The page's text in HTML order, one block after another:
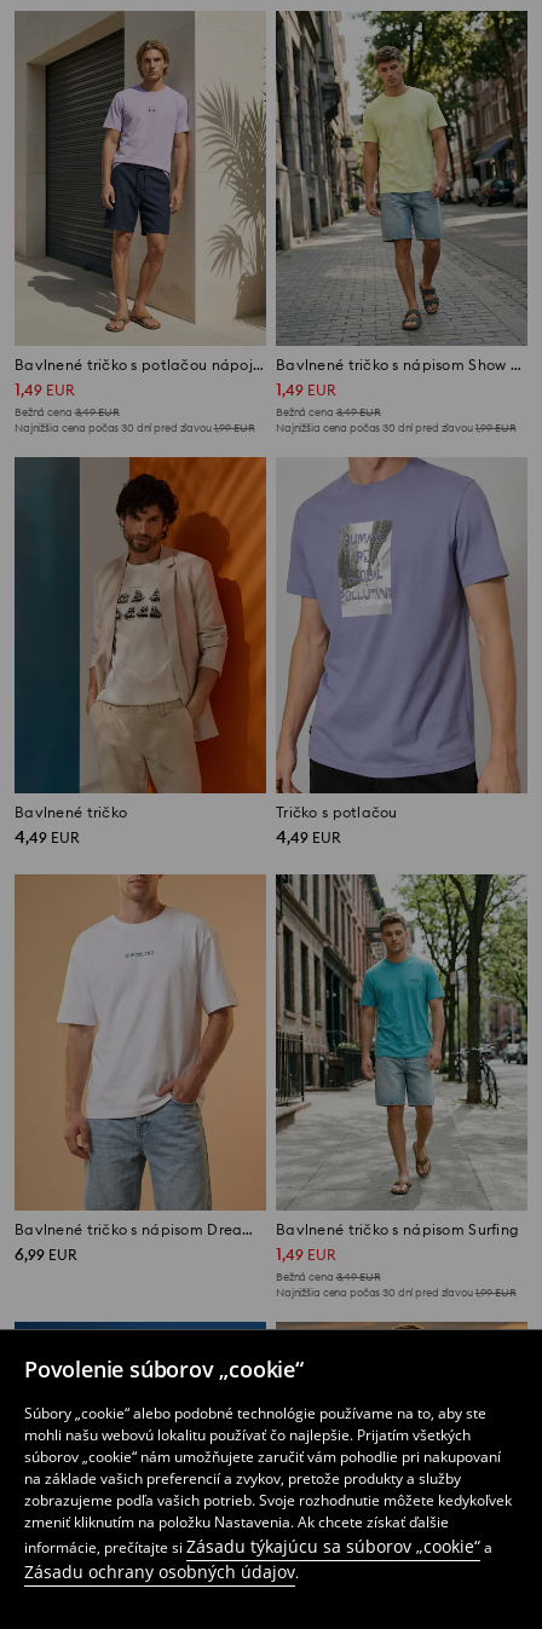
Povolenie súborov „cookie“
Súbory „cookie“ alebo podobné technológie používame na to, aby ste
mohli našu webovú lokalitu používať čo najlepšie. Prijatím všetkých
súborov „cookie“ nám umožňujete zaručiť vám pohodlie pri nakupovaní
na základe vašich preferencií a zvykov, pretože produkty a služby
zobrazujeme podľa vašich potrieb. Svoje rozhodnutie môžete kedykoľvek
zmeniť kliknutím na položku Nastavenia. Ak chcete získať ďalšie
informácie, prečítajte si Zásadu týkajúcu sa súborov „cookie“a
Zásadu ochrany osobných údajov.
Bavlnené tričko s potlačou nápojov
1,49 EUR
Bežná cena 3,49EUR
Najnižšia cena počas 30 dní pred zľavou1,99EUR
Bavlnené tričko s nápisom Show Your Inside
1,49 EUR
Bežná cena 3,49EUR
Najnižšia cena počas 30 dní pred zľavou1,99EUR
Bavlnené tričko
4,49 EUR
Tričko s potlačou
4,49 EUR
Bavlnené tričko s nápisom Dreamland
6,99 EUR
Bavlnené tričko s nápisom Surfing
1,49 EUR
Bežná cena 3,49EUR
Najnižšia cena počas 30 dní pred zľavou1,99EUR